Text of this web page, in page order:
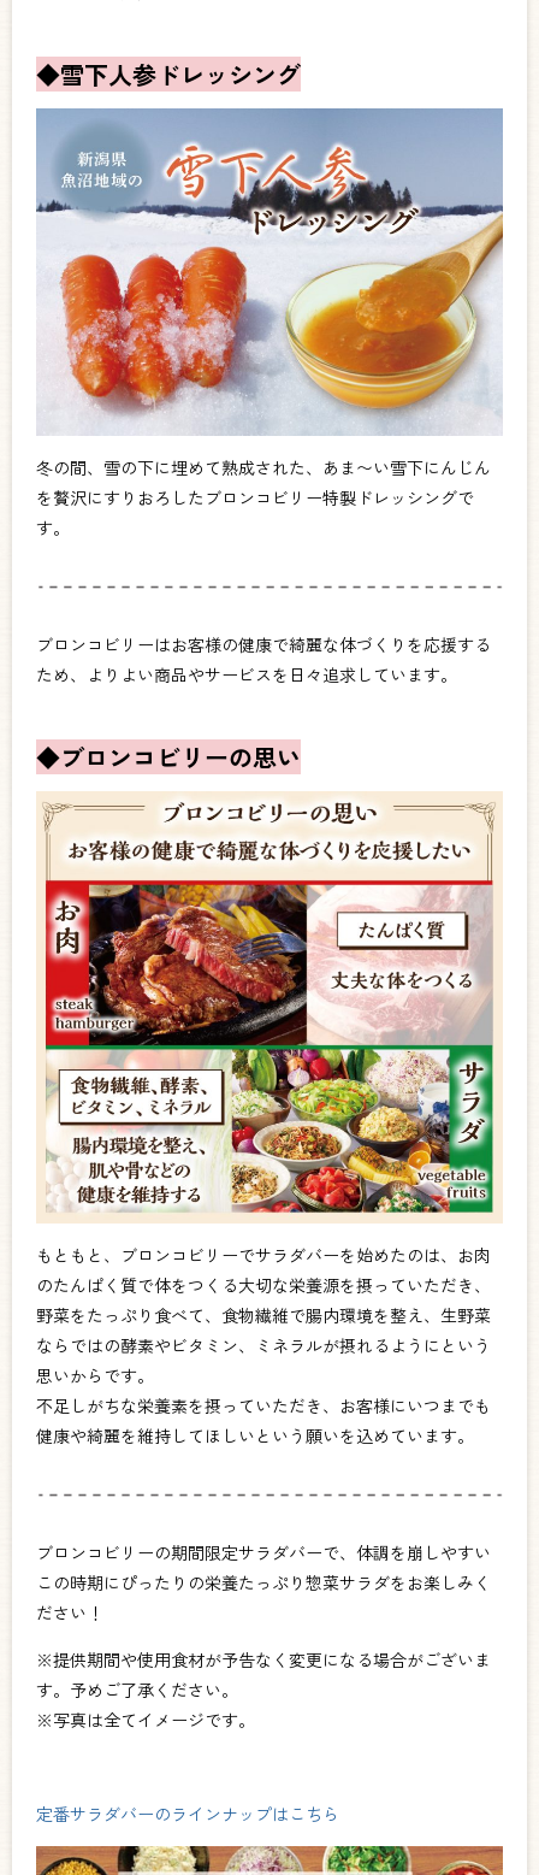
◆雪下人参ドレッシング
冬の間、雪の下に埋めて熟成された、あま〜い雪下にんじん
を贅沢にすりおろしたブロンコビリー特製ドレッシングで
す。
ブロンコビリーはお客様の健康で綺麗な体づくりを応援する
ため、よりよい商品やサービスを日々追求しています。
◆ブロンコビリーの思い
もともと、ブロンコビリーでサラダバーを始めたのは、お肉
のたんぱく質で体をつくる大切な栄養源を摂っていただき、
野菜をたっぷり食べて、食物繊維で腸内環境を整え、生野菜
ならではの酵素やビタミン、ミネラルが摂れるようにという
思いからです。
不足しがちな栄養素を摂っていただき、お客様にいつまでも
健康や綺麗を維持してほしいという願いを込めています。
ブロンコビリーの期間限定サラダバーで、体調を崩しやすい
この時期にぴったりの栄養たっぷり惣菜サラダをお楽しみく
ださい！
※提供期間や使用食材が予告なく変更になる場合がございま
す。予めご了承ください。
※写真は全てイメージです。
定番サラダバーのラインナップはこちら